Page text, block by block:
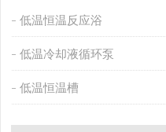
低温恒温反应浴
低温冷却液循环泵
低温恒温槽